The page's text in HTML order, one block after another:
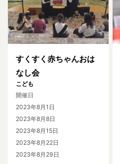
すくすく赤ちゃんおは
なし会
こども
開催日
2023年8月1日
2023年8月8日
2023年8月15日
2023年8月22日
2023年8月29日